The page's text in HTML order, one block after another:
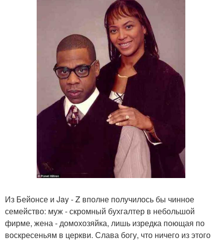
Из Бейонсе и Jay - Z вполне получилось бы чинное
семейство: муж - скромный бухгалтер в небольшой
фирме, жена - домохозяйка, лишь изредка поющая по
воскресеньям в церкви. Слава богу, что ничего из этого